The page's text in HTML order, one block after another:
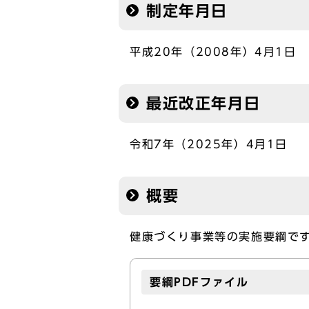
制定年月日
平成20年（2008年）4月1日
最近改正年月日
令和7年（2025年）4月1日
概要
健康づくり事業等の実施要綱で
要綱PDFファイル